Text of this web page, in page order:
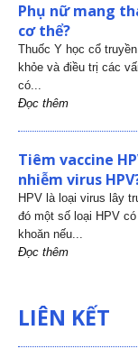
Phụ nữ mang
cơ thể?
Thuốc Y học cổ
khỏe và điều trị các
có...
Đọc thêm
Tiêm vaccine
nhiễm virus
HPV là loại virus lây
đó một số loại HPV
khoăn nếu...
Đọc thêm
LIÊN KẾT